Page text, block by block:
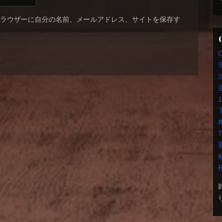
ウザーに自分の名前、メールアドレス、サイトを保存す